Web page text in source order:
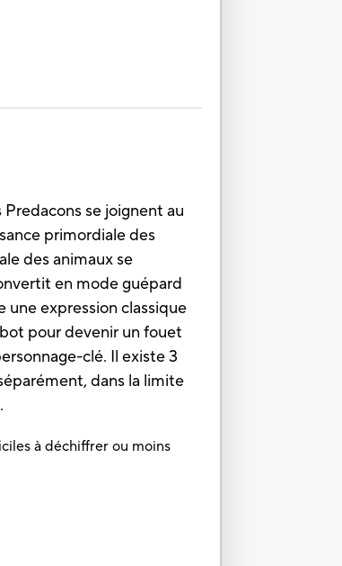
se joignent au
primordiale des
des animaux se
en mode guépard
une expression classique
pour devenir un fouet
clé. Il existe 3
dans la limite
à déchiffrer ou moins